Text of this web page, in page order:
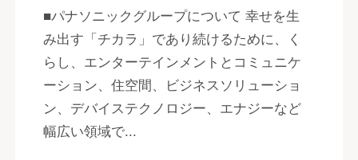
■パナソニックグループについて 幸せを生
み出す「チカラ」であり続けるために、く
らし、エンターテインメントとコミュニケ
ーション、住空間、ビジネスソリューショ
ン、デバイステクノロジー、エナジーなど
幅広い領域で...